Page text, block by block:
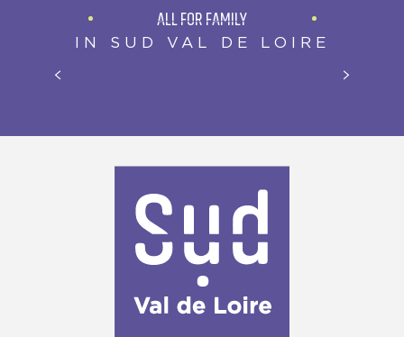
ALL FOR FAMILY
IN SUD VAL DE LOIRE